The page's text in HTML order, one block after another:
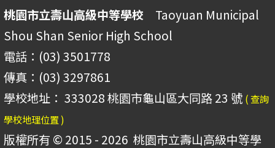
桃園市立壽山高級中等學校 Taoyuan Municipal
Shou Shan Senior High School
電話：(03) 3501778
傳真：(03) 3297861
學校地址： 333028 桃園市龜山區大同路 23 號 ( 查詢
學校地理位置 )
版權所有 © 2015 - 2026 桃園市立壽山高級中等學